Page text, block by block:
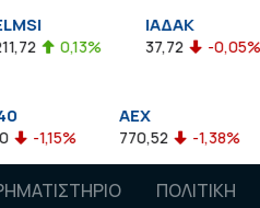
ΙΑΔΑΚ
37,72 -0,05%
MXGRR
5.986,38
-1,38% 8.783,40
ΠΟΛΙΤΙΚΗ